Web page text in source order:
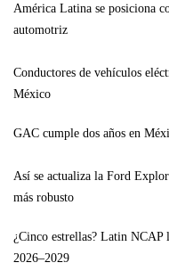
América Latina se posiciona
automotriz
Conductores de vehículos
México
GAC cumple dos años en
Así se actualiza la Ford
más robusto
¿Cinco estrellas? Latin
2026–2029